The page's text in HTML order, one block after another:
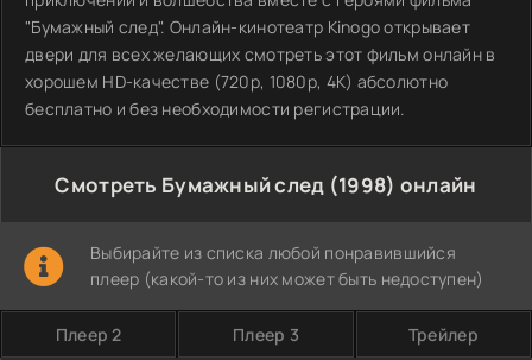
"Бумажный след". Онлайн-кинотеатр Kinogo открывает
двери для всех желающих смотреть этот фильм онлайн в
хорошем HD-качестве (720p, 1080p, 4K) абсолютно
бесплатно и без необходимости регистрации.
Смотреть Бумажный след (1998) онлайн
Выбирайте из списка любой понравившийся
плеер (какой-то из них может быть недоступен)
Плеер 2 Плеер 3 Трейлер